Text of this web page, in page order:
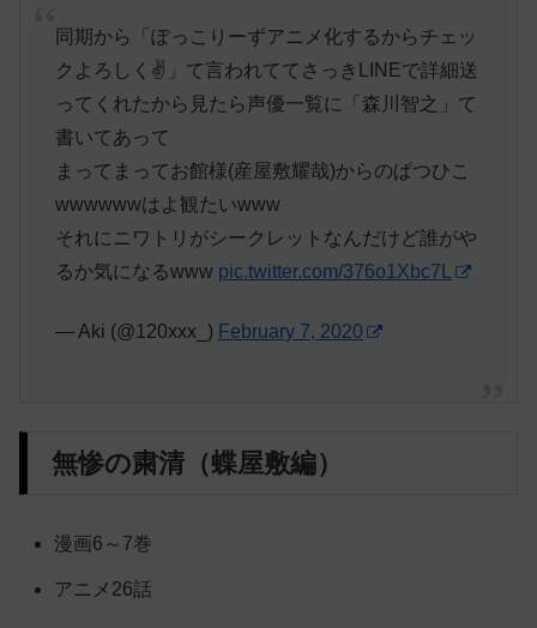
同期から「ぽっこりーずアニメ化するからチェッ
クよろしく✌️」て言われててさっきLINEで詳細送
ってくれたから見たら声優一覧に「森川智之」て
書いてあって
まってまってお館様(産屋敷耀哉)からのぱつひこ
wwwwwwはよ観たいwww
それにニワトリがシークレットなんだけど誰がや
るか気になるwww pic.twitter.com/376o1Xbc7L
— Aki (@120xxx_) February 7, 2020
無惨の粛清（蝶屋敷編）
漫画6～7巻
アニメ26話